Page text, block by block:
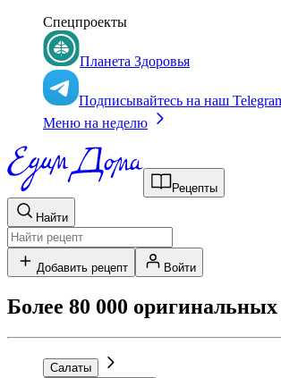
Спецпроекты
Планета Здоровья
Подписывайтесь на наш
Меню на неделю
Рецепты
Найти
Добавить рецепт Войти
Более 80 000 оригинальных
Салаты